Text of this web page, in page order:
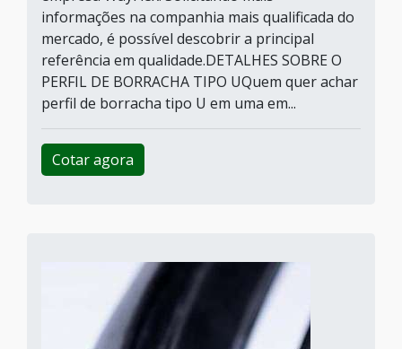
informações na companhia mais qualificada do
mercado, é possível descobrir a principal
referência em qualidade.DETALHES SOBRE O
PERFIL DE BORRACHA TIPO UQuem quer achar
perfil de borracha tipo U em uma em...
Cotar agora